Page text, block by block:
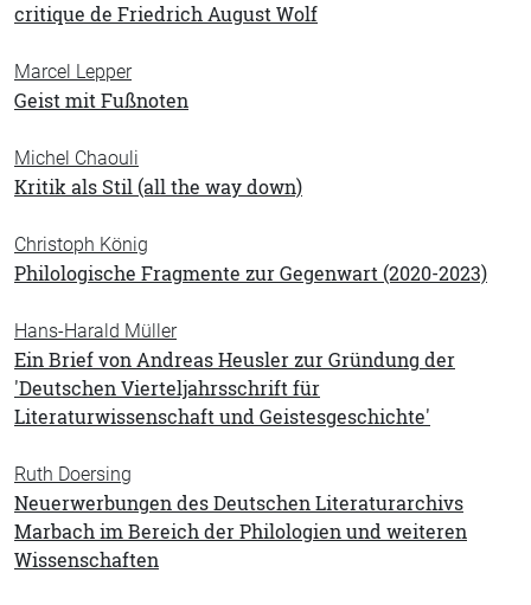
critique de Friedrich August Wolf
Marcel Lepper
Geist mit Fußnoten
Michel Chaouli
Kritik als Stil (all the way down)
Christoph König
Philologische Fragmente zur Gegenwart (2020-2023)
Hans-Harald Müller
Ein Brief von Andreas Heusler zur Gründung der
'Deutschen Vierteljahrsschrift für
Literaturwissenschaft und Geistesgeschichte'
Ruth Doersing
Neuerwerbungen des Deutschen Literaturarchivs
Marbach im Bereich der Philologien und weiteren
Wissenschaften